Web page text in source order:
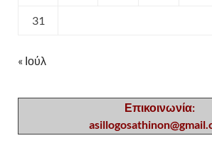
31
« Ιούλ
Επικοινωνία: